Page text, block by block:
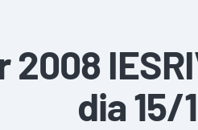
dia 15/